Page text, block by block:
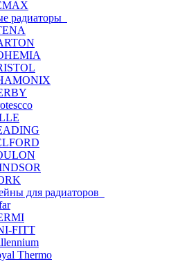
радиаторы
для радиаторов
FITT
Thermo